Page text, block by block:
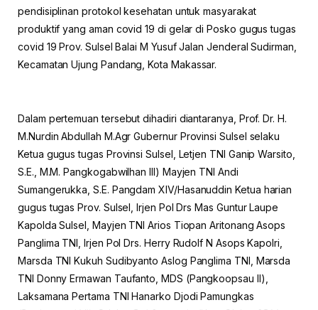
pendisiplinan protokol kesehatan untuk masyarakat
produktif yang aman covid 19 di gelar di Posko gugus tugas
covid 19 Prov. Sulsel Balai M Yusuf Jalan Jenderal Sudirman,
Kecamatan Ujung Pandang, Kota Makassar.
Dalam pertemuan tersebut dihadiri diantaranya, Prof. Dr. H.
M.Nurdin Abdullah M.Agr Gubernur Provinsi Sulsel selaku
Ketua gugus tugas Provinsi Sulsel, Letjen TNI Ganip Warsito,
S.E., M.M. Pangkogabwilhan III) Mayjen TNI Andi
Sumangerukka, S.E. Pangdam XIV/Hasanuddin Ketua harian
gugus tugas Prov. Sulsel, Irjen Pol Drs Mas Guntur Laupe
Kapolda Sulsel, Mayjen TNI Arios Tiopan Aritonang Asops
Panglima TNI, Irjen Pol Drs. Herry Rudolf N Asops Kapolri,
Marsda TNI Kukuh Sudibyanto Aslog Panglima TNI, Marsda
TNI Donny Ermawan Taufanto, MDS (Pangkoopsau II),
Laksamana Pertama TNI Hanarko Djodi Pamungkas